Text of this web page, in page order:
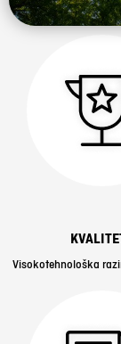
Visokotehnološka